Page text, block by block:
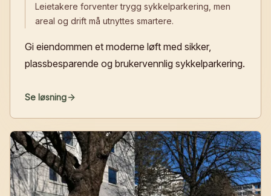
Leietakere forventer trygg sykkelparkering, men
areal og drift må utnyttes smartere.
Gi eiendommen et moderne løft med sikker,
plassbesparende og bruker­vennlig sykkelparkering.
Se løsning